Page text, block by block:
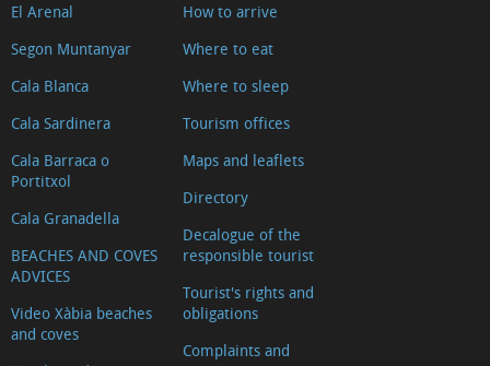
El Arenal
Segon Muntanyar
Cala Blanca
Cala Sardinera
Cala Barraca o
Portitxol
Cala Granadella
BEACHES AND COVES
ADVICES
Video Xàbia beaches
and coves
How to arrive
Where to eat
Where to sleep
Tourism offices
Maps and leaflets
Directory
Decalogue of the
responsible tourist
Tourist's rights and
obligations
Complaints and